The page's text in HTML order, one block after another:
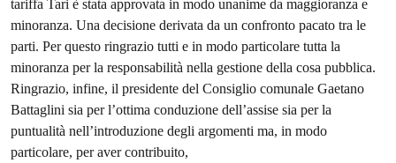
tariffa Tari è stata approvata in modo unanime da maggioranza e
minoranza. Una decisione derivata da un confronto pacato tra le
parti. Per questo ringrazio tutti e in modo particolare tutta la
minoranza per la responsabilità nella gestione della cosa pubblica.
Ringrazio, infine, il presidente del Consiglio comunale Gaetano
Battaglini sia per l’ottima conduzione dell’assise sia per la
puntualità nell’introduzione degli argomenti ma, in modo
particolare, per aver contribuito,